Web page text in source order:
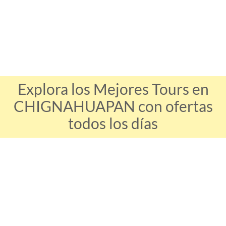
Explora los Mejores Tours en
CHIGNAHUAPAN con ofertas
todos los días